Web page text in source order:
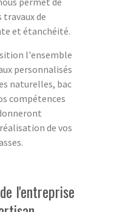
travaux de
et étanchéité.
l'ensemble
personnalisés
naturelles, bac
compétences
de vos
l'entreprise